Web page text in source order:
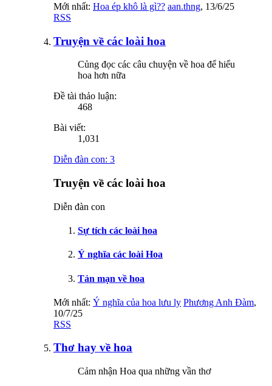
Mới nhất: Hoa ép khô là gì?? aan.thng, 13/6/25
RSS
Truyện về các loài hoa
Củng đọc các câu chuyện về hoa để hiểu
hoa hơn nữa
Đề tài thảo luận:
468
Bài viết:
1,031
Diễn đàn con: 3
Truyện về các loài hoa
Diễn đàn con
Sự tích các loài hoa
Ý nghĩa các loài Hoa
Tản mạn về hoa
Mới nhất: Ý nghĩa của hoa lưu ly Phương Anh Đàm,
10/7/25
RSS
Thơ hay về hoa
Cảm nhận Hoa qua những vần thơ